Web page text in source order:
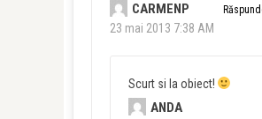
CARMENP
23 mai 2013 7:38 AM
Scurt si la obiect!
ANDA